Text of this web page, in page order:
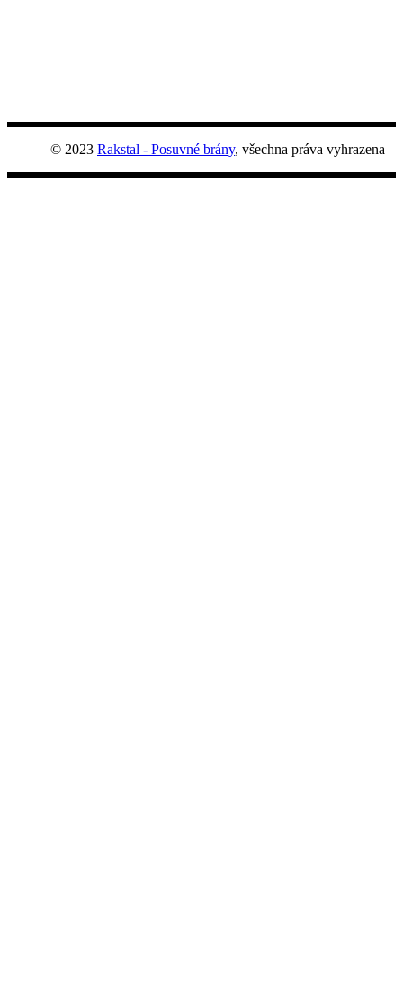
© 2023 Rakstal - Posuvné brány, všechna práva vyhrazena